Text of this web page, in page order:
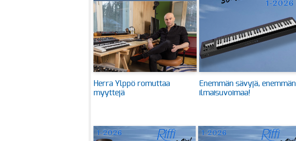
Herra Ylppö romuttaa
myyttejä
Enemmän sävyjä, enemmän
ilmaisuvoimaa!